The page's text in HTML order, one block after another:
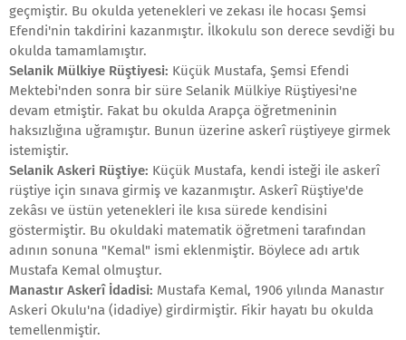
geçmiştir. Bu okulda yetenekleri ve zekası ile hocası Şemsi
Efendi'nin takdirini kazanmıştır. İlkokulu son derece sevdiği bu
okulda tamamlamıştır.
Selanik Mülkiye Rüştiyesi: Küçük Mustafa, Şemsi Efendi
Mektebi'nden sonra bir süre Selanik Mülkiye Rüştiyesi'ne
devam etmiştir. Fakat bu okulda Arapça öğretmeninin
haksızlığına uğramıştır. Bunun üzerine askerî rüştiyeye girmek
istemiştir.
Selanik Askeri Rüştiye: Küçük Mustafa, kendi isteği ile askerî
rüştiye için sınava girmiş ve kazanmıştır. Askerî Rüştiye'de
zekâsı ve üstün yetenekleri ile kısa sürede kendisini
göstermiştir. Bu okuldaki matematik öğretmeni tarafından
adının sonuna "Kemal" ismi eklenmiştir. Böylece adı artık
Mustafa Kemal olmuştur.
Manastır Askerî İdadisi: Mustafa Kemal, 1906 yılında Manastır
Askeri Okulu'na (idadiye) girdirmiştir. Fikir hayatı bu okulda
temellenmiştir.